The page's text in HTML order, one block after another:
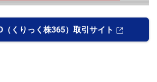
（くりっく株365）取引サイト